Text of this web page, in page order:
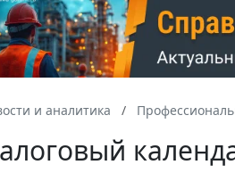
и аналитика